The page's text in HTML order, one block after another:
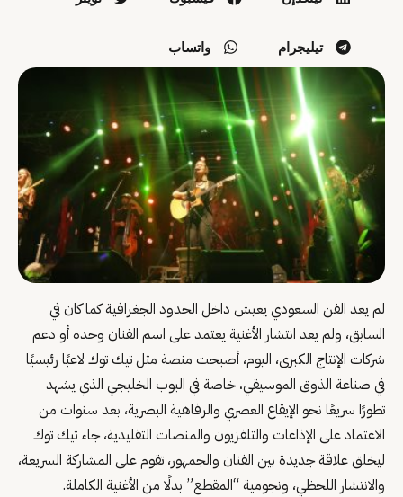
تيليجرام واتساب
لم يعد الفن السعودي يعيش داخل الحدود الجغرافية كما كان في
السابق، ولم يعد انتشار الأغنية يعتمد على اسم الفنان وحده أو دعم
شركات الإنتاج الكبرى، اليوم، أصبحت منصة مثل تيك توك لاعبًا رئيسيًا
في صناعة الذوق الموسيقي، خاصة في البوب الخليجي الذي يشهد
تطورًا سريعًا نحو الإيقاع العصري والرفاهية البصرية، بعد سنوات من
الاعتماد على الإذاعات والتلفزيون والمنصات التقليدية، جاء تيك توك
ليخلق علاقة جديدة بين الفنان والجمهور، تقوم على المشاركة السريعة،
والانتشار اللحظي، ونجومية “المقطع” بدلًا من الأغنية الكاملة.